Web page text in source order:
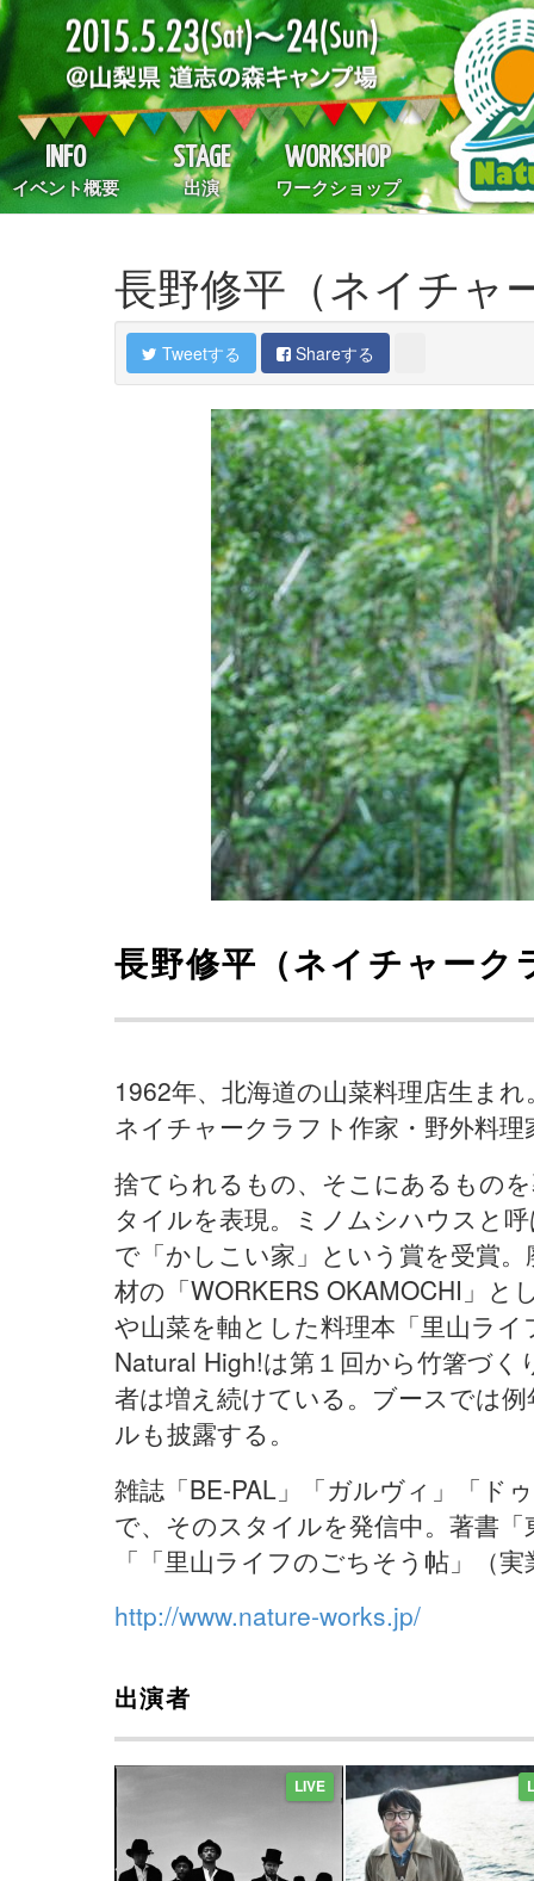
INFO
イベント概要
STAGE
出演
WORKSHOP
ワークショップ
長野修平（ネイチャ
Tweetする Shareする
長野修平（ネイチャーク
1962年、北海道の山菜料理店生まれ
ネイチャークラフト作家・野外料
捨てられるもの、そこにあるもの
タイルを表現。ミノムシハウスと
で「かしこい家」という賞を受賞
材の「WORKERS OKAMOCHI」と
や山菜を軸とした料理本「里山ラ
Natural High!は第１回から竹箸づ
者は増え続けている。ブースでは
ルも披露する。
雑誌「BE-PAL」「ガルヴィ」「ド
で、そのスタイルを発信中。著書
「「里山ライフのごちそう帖」（
http://www.nature-works.jp/
出演者
LIVE